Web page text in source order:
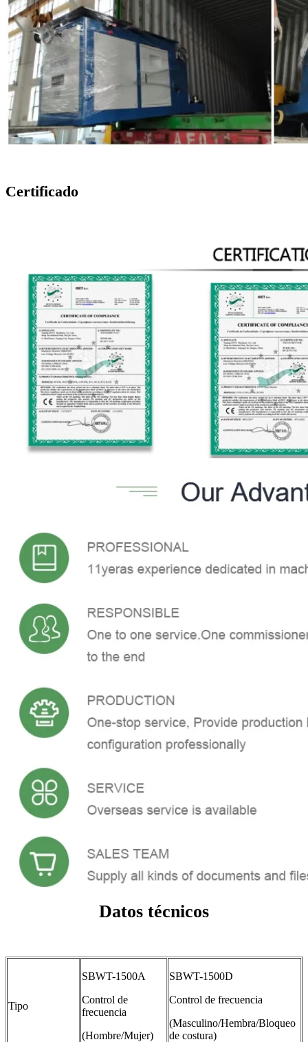
Certificado
Datos técnicos
Tipo
SBWT-1500A
Control de
frecuencia
(Hombre/Mujer)
SBWT-1500D
Control de frecuencia
(Masculino/Hembra/Bloqueo
de costura)